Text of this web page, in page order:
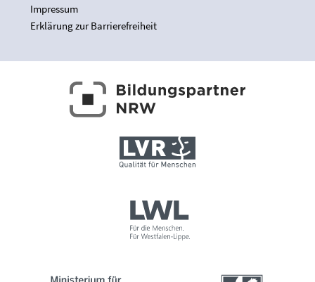
Impressum
Erklärung zur Barrierefreiheit